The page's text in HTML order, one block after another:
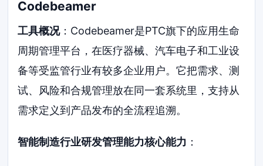
Codebeamer
工具概况：Codebeamer是PTC旗下的应用生命
周期管理平台，在医疗器械、汽车电子和工业设
备等受监管行业有较多企业用户。它把需求、测
试、风险和合规管理放在同一套系统里，支持从
需求定义到产品发布的全流程追溯。
智能制造行业研发管理能力核心能力 ：